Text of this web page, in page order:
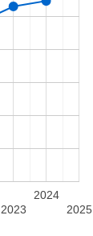
2023
2024
2025